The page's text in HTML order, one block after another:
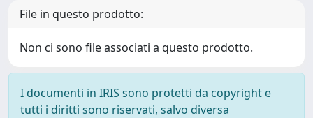
File in questo prodotto:
Non ci sono file associati a questo prodotto.
I documenti in IRIS sono protetti da copyright e
tutti i diritti sono riservati, salvo diversa